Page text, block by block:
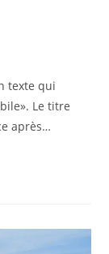
texte qui
Le titre
après…